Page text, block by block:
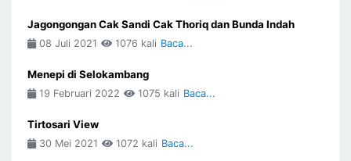
Jagongongan Cak Sandi Cak Thoriq dan Bunda Indah
08 Juli 2021 1076 kali Baca...
Menepi di Selokambang
19 Februari 2022 1075 kali Baca...
Tirtosari View
30 Mei 2021 1072 kali Baca...